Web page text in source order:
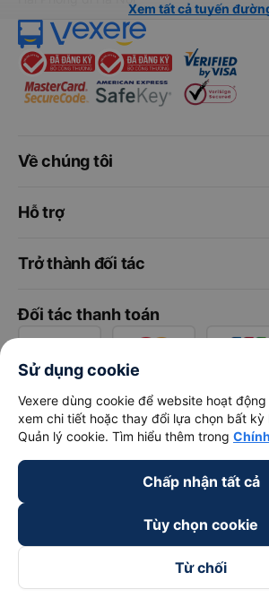
Xem tất cả tuyến
Về chúng tôi
Hỗ trợ
Trở thành đối tác
Đối tác thanh toán
Sử dụng cookie
Vexere dùng cookie để website hoạt
xem chi tiết hoặc thay đổi lựa chọn bất kỳ
Quản lý cookie. Tìm hiểu thêm trong
Chấp nhận tất cả
Tùy chọn cookie
Từ chối